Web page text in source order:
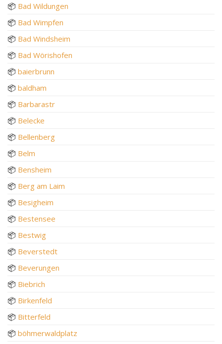
📦 Bad Wildungen
📦 Bad Wimpfen
📦 Bad Windsheim
📦 Bad Wörishofen
📦 baierbrunn
📦 baldham
📦 Barbarastr
📦 Belecke
📦 Bellenberg
📦 Belm
📦 Bensheim
📦 Berg am Laim
📦 Besigheim
📦 Bestensee
📦 Bestwig
📦 Beverstedt
📦 Beverungen
📦 Biebrich
📦 Birkenfeld
📦 Bitterfeld
📦 böhmerwaldplatz